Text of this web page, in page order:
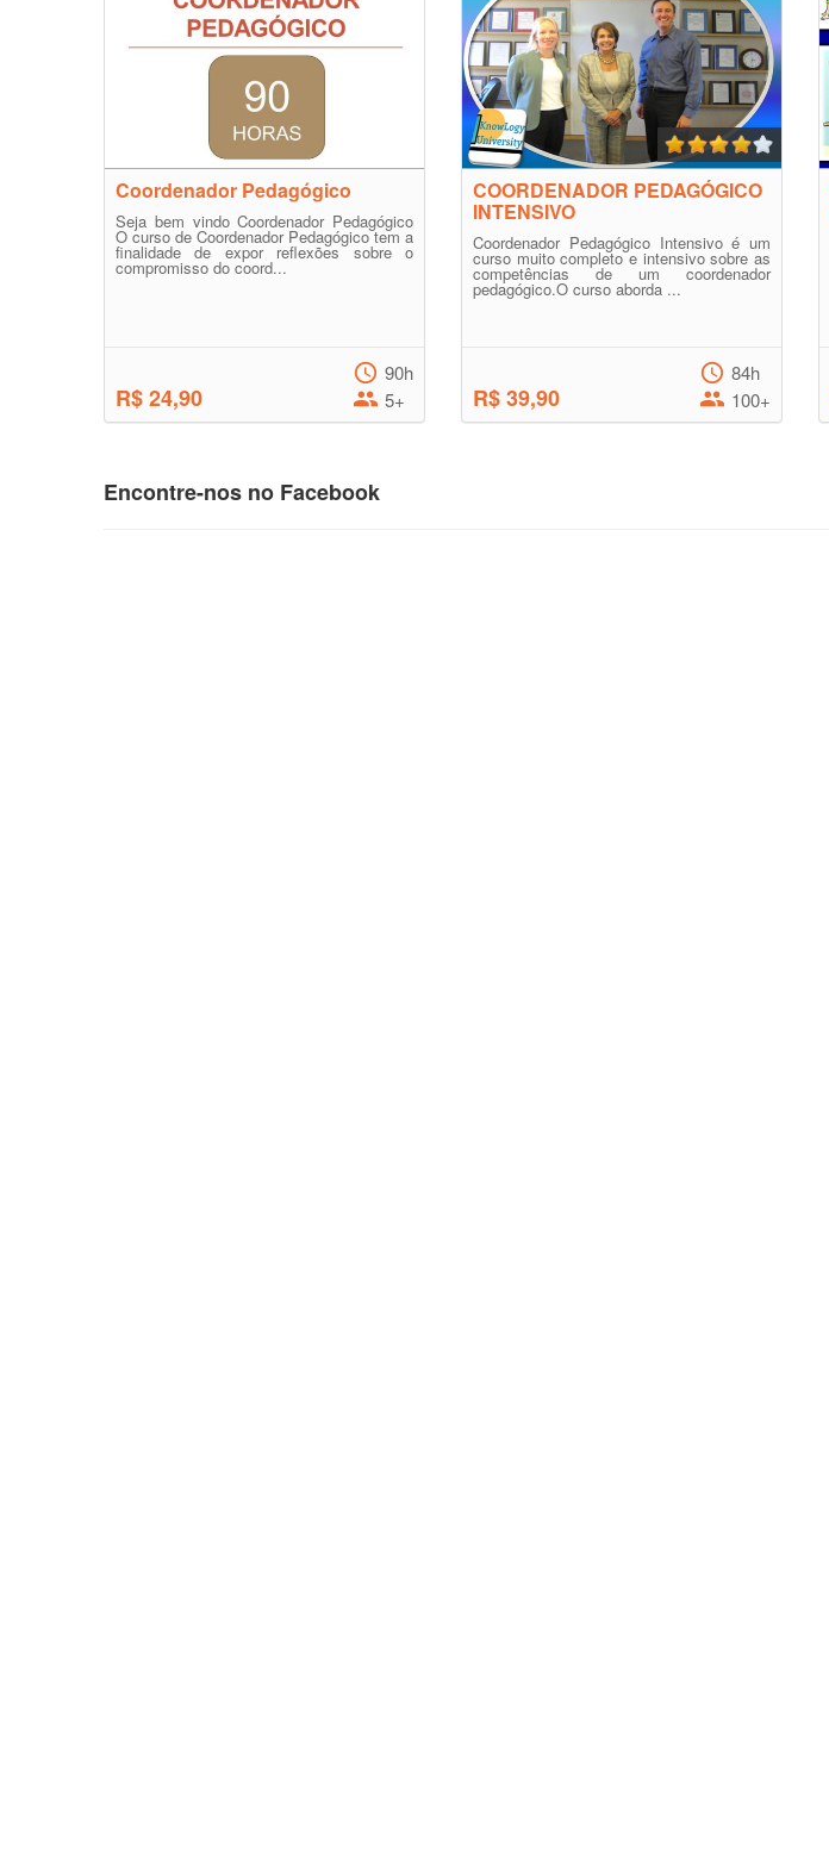
Coordenador Pedagógico
Seja bem vindo Coordenador Pedagógico
O curso de Coordenador Pedagógico tem a
finalidade de expor reflexões sobre o
compromisso do coord...
R$ 24,90
90h
5+
COORDENADOR PEDAGÓGICO
INTENSIVO
Coordenador Pedagógico Intensivo é um
curso muito completo e intensivo sobre as
competências de um coordenador
pedagógico.O curso aborda ...
R$ 39,90
84h
100+
Encontre-nos no Facebook